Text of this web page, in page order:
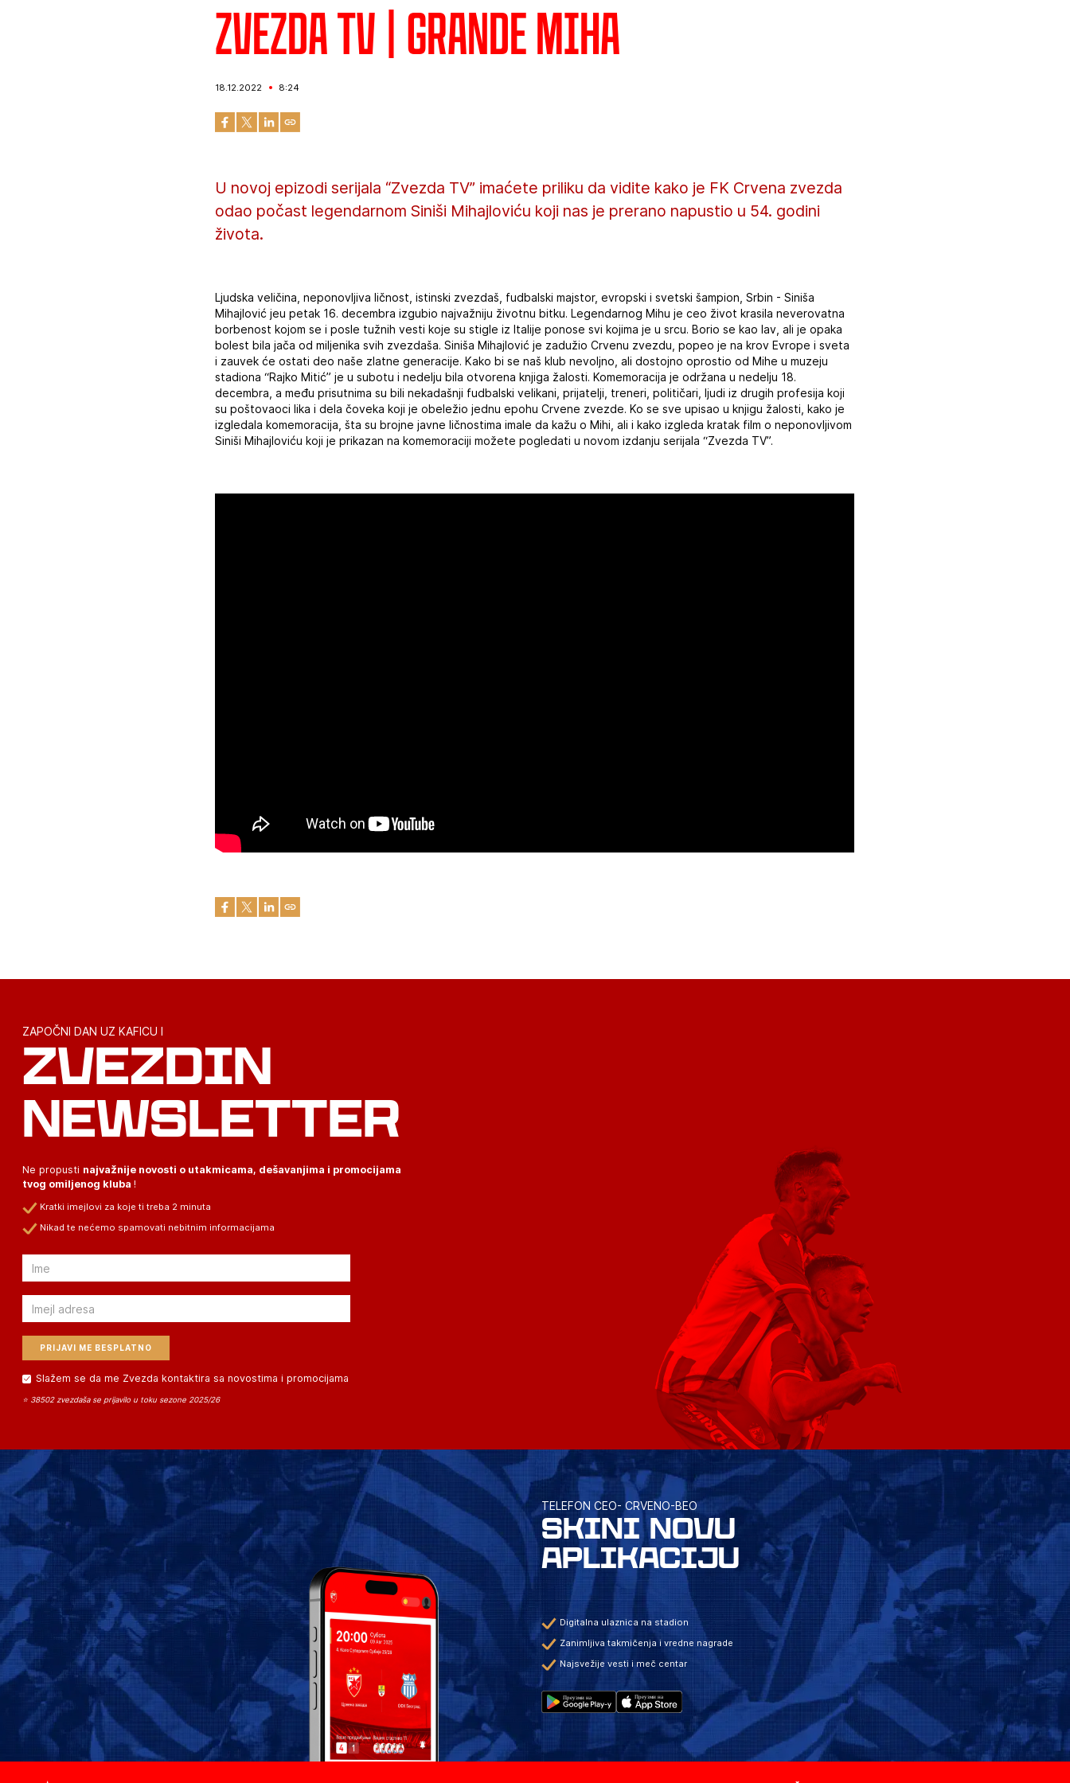
Zvezda TV | Grande Miha
18.12.2022 8:24
U novoj epizodi serijala “Zvezda TV” imaćete priliku da vidite kako je FK Crvena zvezda
odao počast legendarnom Siniši Mihajloviću koji nas je prerano napustio u 54. godini
života.
Ljudska veličina, neponovljiva ličnost, istinski zvezdaš, fudbalski majstor, evropski i svetski šampion, Srbin - Siniša
Mihajlović jeu petak 16. decembra izgubio najvažniju životnu bitku. Legendarnog Mihu je ceo život krasila neverovatna
borbenost kojom se i posle tužnih vesti koje su stigle iz Italije ponose svi kojima je u srcu. Borio se kao lav, ali je opaka
bolest bila jača od miljenika svih zvezdaša. Siniša Mihajlović je zadužio Crvenu zvezdu, popeo je na krov Evrope i sveta
i zauvek će ostati deo naše zlatne generacije. Kako bi se naš klub nevoljno, ali dostojno oprostio od Mihe u muzeju
stadiona “Rajko Mitić” je u subotu i nedelju bila otvorena knjiga žalosti. Komemoracija je održana u nedelju 18.
decembra, a među prisutnima su bili nekadašnji fudbalski velikani, prijatelji, treneri, političari, ljudi iz drugih profesija koji
su poštovaoci lika i dela čoveka koji je obeležio jednu epohu Crvene zvezde. Ko se sve upisao u knjigu žalosti, kako je
izgledala komemoracija, šta su brojne javne ličnostima imale da kažu o Mihi, ali i kako izgleda kratak film o neponovljivom
Siniši Mihajloviću koji je prikazan na komemoraciji možete pogledati u novom izdanju serijala “Zvezda TV”.
ZAPOČNI DAN UZ KAFICU I
ZVEZDIN
NEWSLETTER
Ne propusti najvažnije novosti o utakmicama, dešavanjima i promocijama
tvog omiljenog kluba !
Kratki imejlovi za koje ti treba 2 minuta
Nikad te nećemo spamovati nebitnim informacijama
Email
Email
Slažem se da me Zvezda kontaktira sa novostima i promocijama
⭐ 38502 zvezdaša se prijavilo u toku sezone 2025/26
TELEFON CEO- CRVENO-BEO
SKINI NOVU
APLIKACIJU
Digitalna ulaznica na stadion
Zanimljiva takmičenja i vredne nagrade
Najsvežije vesti i meč centar